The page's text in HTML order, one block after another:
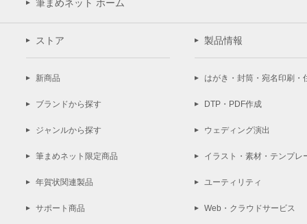
筆まめネット ホーム
ストア
新商品
ブランドから探す
ジャンルから探す
筆まめネット限定商品
年賀状関連製品
サポート商品
製品情報
はがき・封筒・宛名印刷・
DTP・PDF作成
ウェディング演出
イラスト・素材・テンプレ
ユーティリティ
Web・クラウドサービス